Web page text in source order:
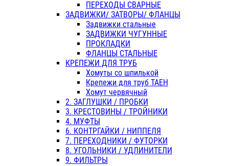
ПЕРЕХОДЫ СВАРНЫЕ
ЗАДВИЖКИ/ ЗАТВОРЫ/ ФЛАНЦЫ
Задвижки стальные
ЗАДВИЖКИ ЧУГУННЫЕ
ПРОКЛАДКИ
ФЛАНЦЫ СТАЛЬНЫЕ
КРЕПЕЖИ ДЛЯ ТРУБ
Хомуты со шпилькой
Крепежи для труб ТАЕН
Хомут червячный
2. ЗАГЛУШКИ / ПРОБКИ
3. КРЕСТОВИНЫ / ТРОЙНИКИ
4. МУФТЫ
6. КОНТРГАЙКИ / НИППЕЛЯ
7. ПЕРЕХОДНИКИ / ФУТОРКИ
8. УГОЛЬНИКИ / УДЛИНИТЕЛИ
9. ФИЛЬТРЫ